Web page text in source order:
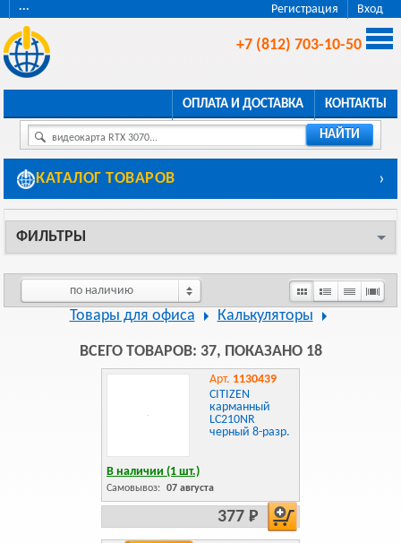
Регистрация Вход
···
+7 (812) 703-10-50
ОПЛАТА И ДОСТАВКА КОНТАКТЫ
видеокарта RTX 3070... НАЙТИ
КАТАЛОГ ТОВАРОВ ›
ФИЛЬТРЫ
по наличию
Товары для офиса Калькуляторы
ВСЕГО ТОВАРОВ: 37, ПОКАЗАНО 18
Арт. 1130439
CITIZEN
карманный
LC210NR
черный 8-разр.
В наличии (1 шт.)
Самовывоз: 07 августа
377 Р